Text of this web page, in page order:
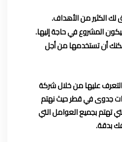
لك الكثير من الأهداف.
المشروع في حاجة إليها.
يمكنك أن تستخدمها من أجل
عليها من خلال شركة
جدوى في قطر حيث نهتم
تهتم بجميع العوامل التي
بدقة.